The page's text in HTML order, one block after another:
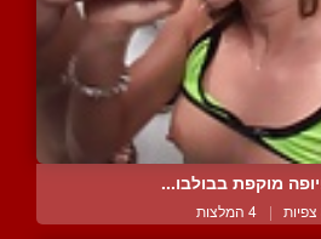
מוקפת בבולבו...
| 4 המלצות